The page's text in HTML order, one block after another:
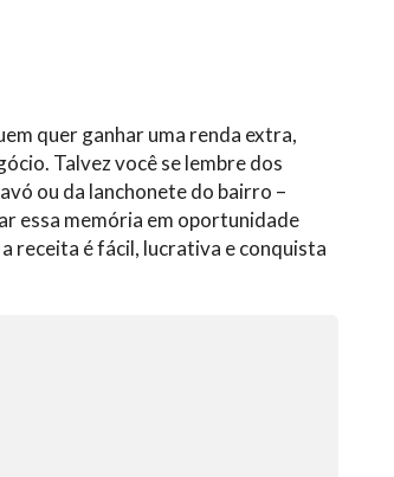
quer ganhar uma renda extra,
Talvez você se lembre dos
ou da lanchonete do bairro –
essa memória em oportunidade
receita é fácil, lucrativa e conquista